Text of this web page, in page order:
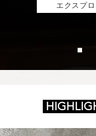
エクスプ